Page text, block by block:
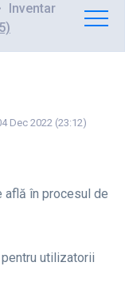
Inventar
Dec 2022 (23:12)
află în procesul de
utilizatorii